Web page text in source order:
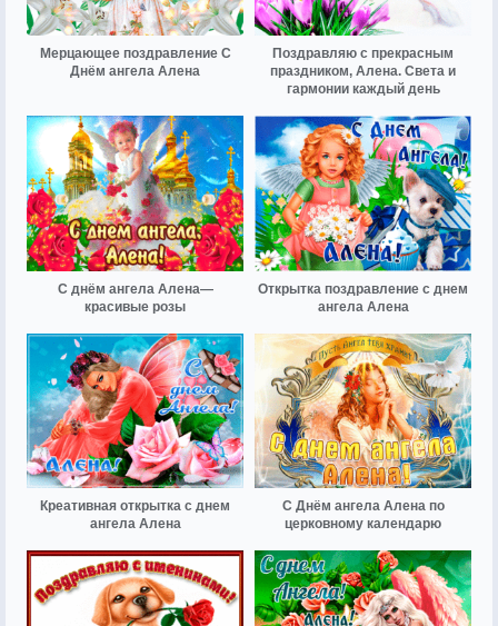
Мерцающее поздравление С
Днём ангела Алена
Поздравляю с прекрасным
праздником, Алена. Света и
гармонии каждый день
С днём ангела Алена—
красивые розы
Открытка поздравление с днем
ангела Алена
Креативная открытка с днем
ангела Алена
С Днём ангела Алена по
церковному календарю